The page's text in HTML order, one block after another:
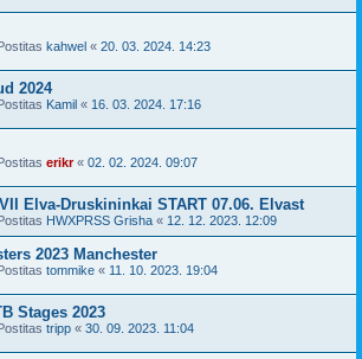
kahwel « 20. 03. 2024. 14:23
2024
Kamil « 16. 03. 2024. 17:16
erikr« 02. 02. 2024. 09:07
Elva-Druskininkai START 07.06. Elvast
HWXPRSS Grisha « 12. 12. 2023. 12:09
2023 Manchester
tommike « 11. 10. 2023. 19:04
Stages 2023
tripp « 30. 09. 2023. 11:04